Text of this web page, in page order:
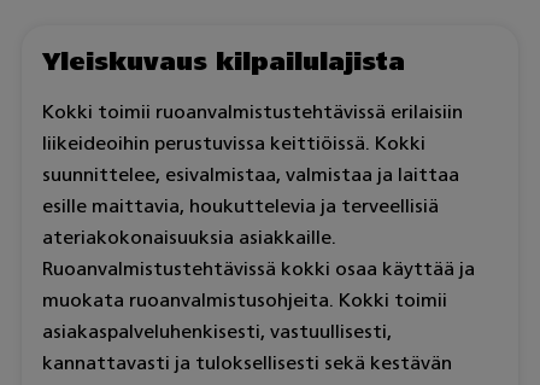
Yleiskuvaus kilpailulajista
Kokki toimii ruoanvalmistustehtävissä erilaisiin
liikeideoihin perustuvissa keittiöissä. Kokki
suunnittelee, esivalmistaa, valmistaa ja laittaa
esille maittavia, houkuttelevia ja terveellisiä
ateriakokonaisuuksia asiakkaille.
Ruoanvalmistustehtävissä kokki osaa käyttää ja
muokata ruoanvalmistusohjeita. Kokki toimii
asiakaspalveluhenkisesti, vastuullisesti,
kannattavasti ja tuloksellisesti sekä kestävän